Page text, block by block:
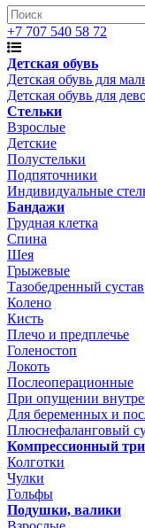
+7 707 540 58 72
Детская обувь
Детская обувь для
Детская обувь для
Стельки
Взрослые
Детские
Полустельки
Подпяточники
Индивидуальные
Бандажи
Грудная клетка
Спина
Шея
Грыжевые
Тазобедренный сустав
Колено
Кисть
Плечо и предплечье
Голеностоп
Локоть
Послеоперационные
При опущении
Для беременных и
Плюснефаланговый
Компрессионный
Колготки
Чулки
Гольфы
Подушки, валики